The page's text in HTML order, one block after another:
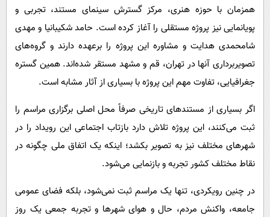
همزمان با حوزه هنری، مرکز گسترش سینمای مستند، تجربی و
پویانمایی نیز پروژه مستقلی را آغاز کرده است. حامد شکیبانیا و مهدی
شامحمدی هدایت و مشاوره این پروژه را برعهده دارند و گروه‌های
تصویربرداری آنها در تهران، قم و مشهد مستقر شده‌اند. همین گستره
جغرافیایی، تفاوت مهم این پروژه با بسیاری از آثار مشابه است.
اگر بسیاری از مستندهای تاریخی صرفاً محل اصلی برگزاری مراسم را
ثبت می‌کنند، این پروژه تلاش دارد بازتاب اجتماعی این رویداد را در
شهرهای مختلف نیز به تصویر بکشد؛ اینکه یک اتفاق ملی چگونه در
نقاط مختلف کشور تجربه و بازنمایی می‌شود.
در چنین رویکردی، تنها یک مراسم ثبت نمی‌شود، بلکه فضای عمومی
جامعه، واکنش مردم، حال و هوای شهرها و تجربه جمعی یک روز